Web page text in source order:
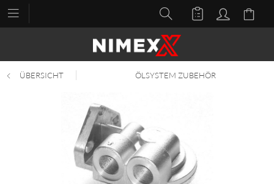
ÜBERSICHT ÖLSYSTEM ZUBEHÖR